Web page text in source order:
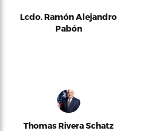
Lcdo. Ramón Alejandro
Pabón
Thomas Rivera Schatz